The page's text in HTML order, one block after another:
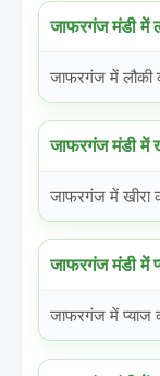
जाफरगंज मंडी में
जाफरगंज में
जाफरगंज मंडी में
जाफरगंज में खीरा
जाफरगंज मंडी में
जाफरगंज में प्याज